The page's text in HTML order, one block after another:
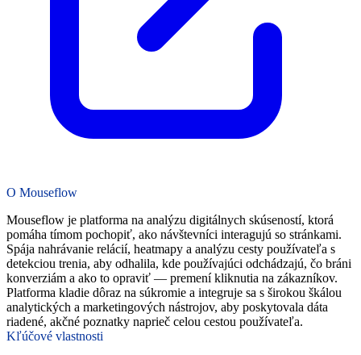
O Mouseflow
Mouseflow je platforma na analýzu digitálnych skúseností, ktorá
pomáha tímom pochopiť, ako návštevníci interagujú so stránkami.
Spája nahrávanie relácií, heatmapy a analýzu cesty používateľa s
detekciou trenia, aby odhalila, kde používajúci odchádzajú, čo bráni
konverziám a ako to opraviť — premení kliknutia na zákazníkov.
Platforma kladie dôraz na súkromie a integruje sa s širokou škálou
analytických a marketingových nástrojov, aby poskytovala dáta
riadené, akčné poznatky naprieč celou cestou používateľa.
Kľúčové vlastnosti